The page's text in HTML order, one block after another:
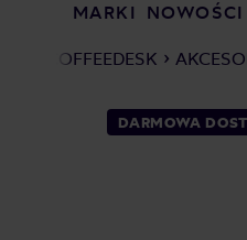
MARKI NOWOŚCI
COFFEEDESK
DARMOWA